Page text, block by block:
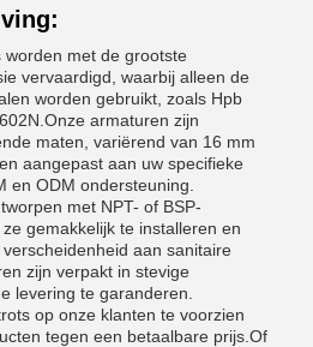
worden met de grootste
vervaardigd, waarbij alleen de
worden gebruikt, zoals Hpb
armaturen zijn
maten, variërend van 16 mm
aangepast aan uw specifieke
en ODM ondersteuning.
met NPT- of BSP-
gemakkelijk te installeren en
aan sanitaire
zijn verpakt in stevige
levering te garanderen.
op onze klanten te voorzien
tegen een betaalbare prijs.Of